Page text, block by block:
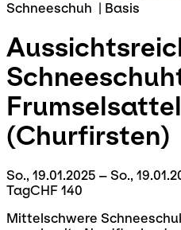
Schneeschuh | Basis
Frumselsattel
(Churfirsten)
So., 19.01.2025 – So.,
TagCHF 140
Mittelschwere